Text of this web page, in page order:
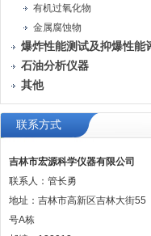
有机过氧化物
金属腐蚀物
石油分析仪器
其他
联系方式
吉林市宏源科学仪器有限公司
联系人：管长勇
地址：吉林市高新区吉林大街55
号A栋